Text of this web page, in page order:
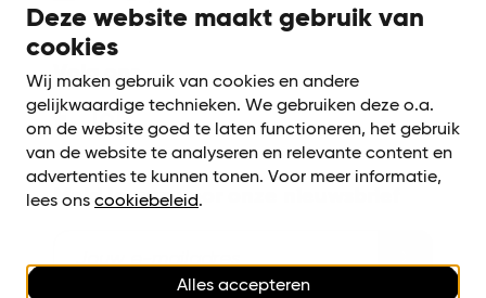
Deze website maakt gebruik van
cookies
Wij maken gebruik van cookies en andere
gelijkwaardige technieken. We gebruiken deze o.a.
om de website goed te laten functioneren, het gebruik
van de website te analyseren en relevante content en
advertenties te kunnen tonen. Voor meer informatie,
lees ons cookiebeleid.
Alles accepteren
Volg ons
Meld je aan voor onze nieuwsbrief